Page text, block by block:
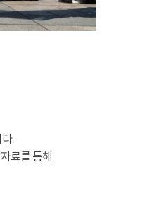
.
료를 통해